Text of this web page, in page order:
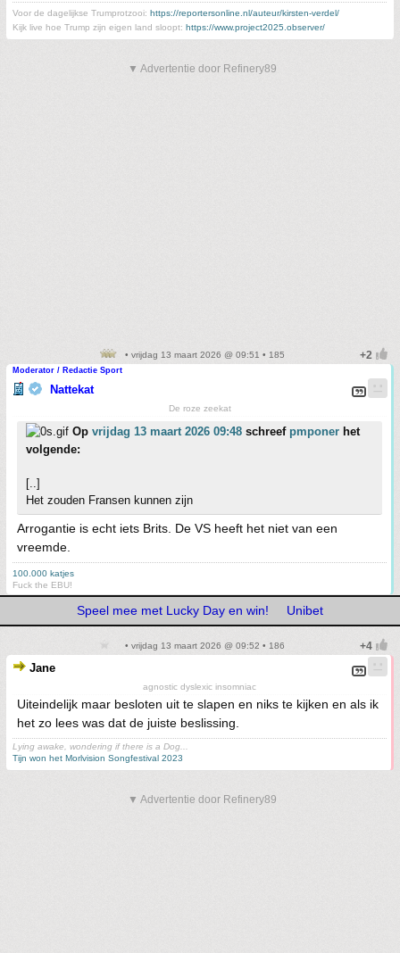
Voor de dagelijkse Trumprotzooi: https://reportersonline.nl/auteur/kirsten-verdel/
Kijk live hoe Trump zijn eigen land sloopt: https://www.project2025.observer/
▼ Advertentie door Refinery89
• vrijdag 13 maart 2026 @ 09:51 • 185
Moderator / Redactie Sport
Nattekat
De roze zeekat
Op vrijdag 13 maart 2026 09:48 schreef pmponer het
volgende:
[..]
Het zouden Fransen kunnen zijn
Arrogantie is echt iets Brits. De VS heeft het niet van een
vreemde.
100.000 katjes
Fuck the EBU!
Speel mee met Lucky Day en win! Unibet
• vrijdag 13 maart 2026 @ 09:52 • 186
Jane
agnostic dyslexic insomniac
Uiteindelijk maar besloten uit te slapen en niks te kijken en als ik
het zo lees was dat de juiste beslissing.
Lying awake, wondering if there is a Dog...
Tijn won het Morlvision Songfestival 2023
▼ Advertentie door Refinery89